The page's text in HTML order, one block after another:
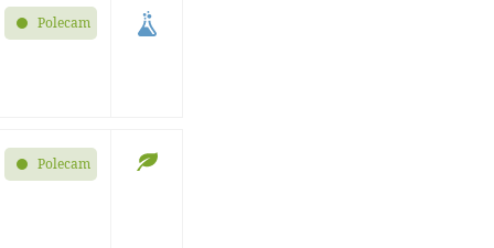
Polecam
Polecam